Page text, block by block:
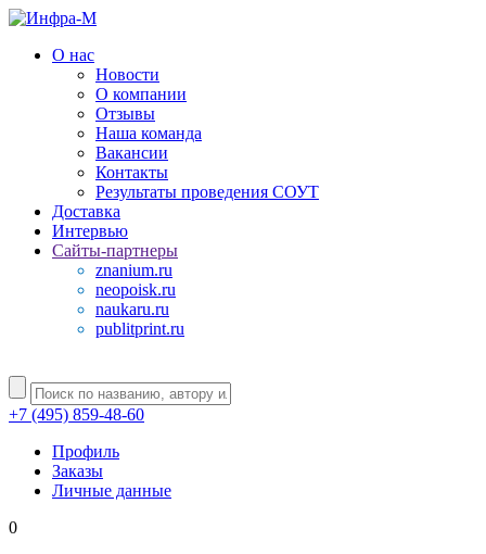
О нас
Новости
О компании
Отзывы
Наша команда
Вакансии
Контакты
Результаты проведения СОУТ
Доставка
Интервью
Сайты-партнеры
znanium.ru
neopoisk.ru
naukaru.ru
publitprint.ru
+7 (495) 859-48-60
Профиль
Заказы
Личные данные
0